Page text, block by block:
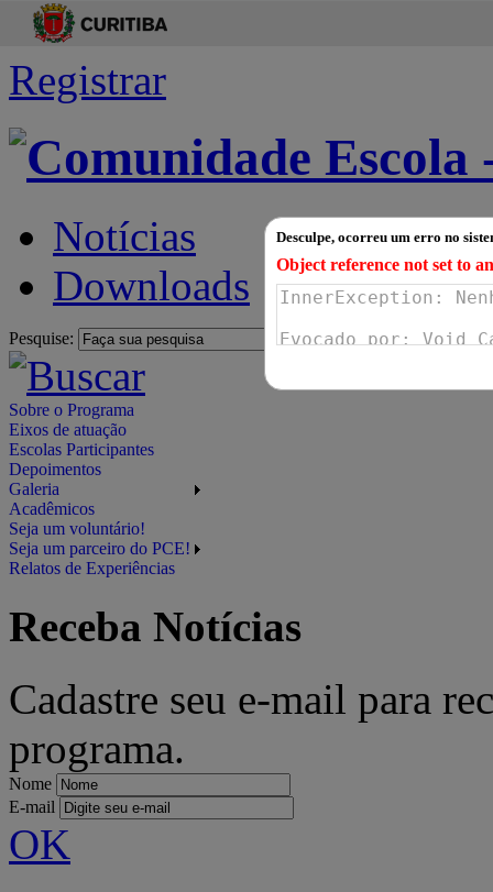
Desculpe, ocorreu um erro no
Object reference not set to
Registrar
Notícias
Downloads
Pesquise:
Sobre o Programa
Eixos de atuação
Escolas Participantes
Depoimentos
Galeria
Acadêmicos
Seja um voluntário!
Seja um parceiro do PCE!
Relatos de Experiências
Receba Notícias
Cadastre seu e-mail para
programa.
Nome
E-mail
OK